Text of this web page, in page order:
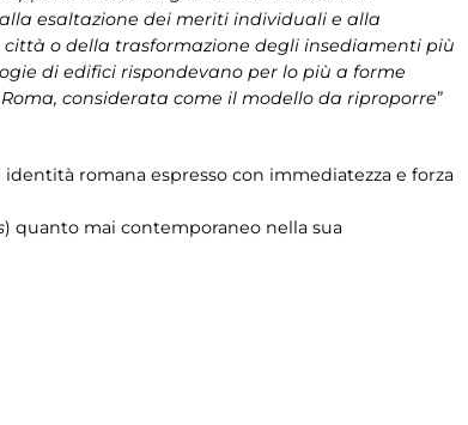
esaltazione dei meriti individuali e alla
o della trasformazione degli insediamenti più
di edifici rispondevano per lo più a forme
considerata come il modello da riproporre”
romana espresso con immediatezza e forza
) quanto mai contemporaneo nella sua